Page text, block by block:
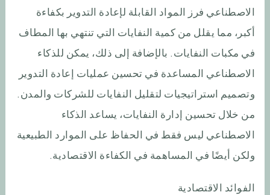
الاصطناعي فرز المواد القابلة لإعادة التدوير بكفاءة
أكبر، مما يقلل من كمية النفايات التي تنتهي بها المطاف
في مكبات النفايات. بالإضافة إلى ذلك، يمكن للذكاء
الاصطناعي المساعدة في تحسين عمليات إعادة التدوير
وتصميم استراتيجيات لتقليل النفايات للشركات والمدن.
من خلال تحسين إدارة النفايات، يساعد الذكاء
الاصطناعي ليس فقط في الحفاظ على الموارد الطبيعية
ولكن أيضًا في المساهمة في الكفاءة الاقتصادية.
الفوائد الاقتصادية